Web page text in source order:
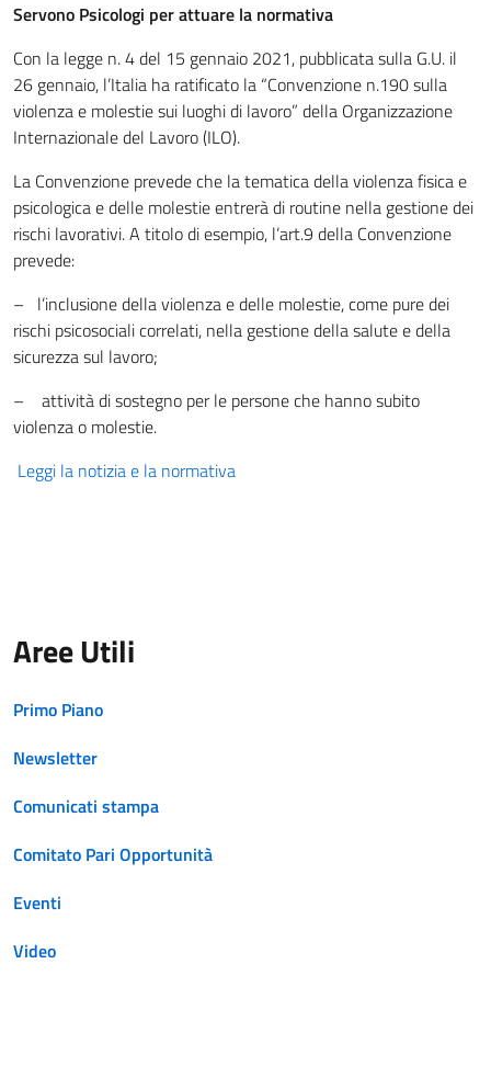
Servono Psicologi per attuare la normativa
Con la legge n. 4 del 15 gennaio 2021, pubblicata sulla G.U. il
26 gennaio, l’Italia ha ratificato la “Convenzione n.190 sulla
violenza e molestie sui luoghi di lavoro” della Organizzazione
Internazionale del Lavoro (ILO).
La Convenzione prevede che la tematica della violenza fisica e
psicologica e delle molestie entrerà di routine nella gestione dei
rischi lavorativi. A titolo di esempio, l’art.9 della Convenzione
prevede:
– l’inclusione della violenza e delle molestie, come pure dei
rischi psicosociali correlati, nella gestione della salute e della
sicurezza sul lavoro;
– attività di sostegno per le persone che hanno subito
violenza o molestie.
Leggi la notizia e la normativa
Aree Utili
Primo Piano
Newsletter
Comunicati stampa
Comitato Pari Opportunità
Eventi
Video